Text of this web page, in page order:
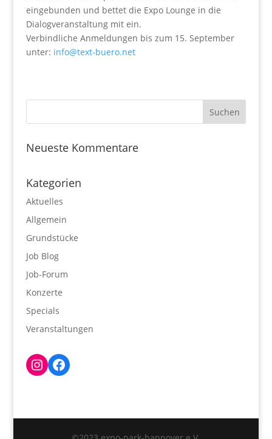
eingebunden und bettet die Expo Lounge in die
Dialogveranstaltung mit ein.
Verbindliche Anmeldungen bis zum 15. September
unter: info@text-buero.net
Neueste Kommentare
Kategorien
Aktuelles
Allgemein
Grundstücke
Job Blog
Job-Forum
Konzerte
Specials
Veranstaltungen
Instagram
Facebook